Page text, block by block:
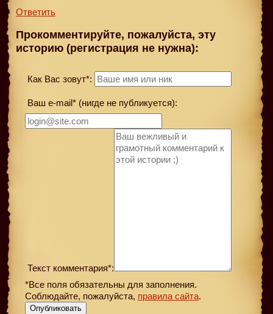
Ответить
Прокомментируйте, пожалуйста, эту
историю (регистрация не нужна):
Как Вас зовут*:
Ваш e-mail* (нигде не публикуется):
Текст комментария*:
*Все поля обязательны для заполнения.
Соблюдайте, пожалуйста, правила сайта.
Опубликовать